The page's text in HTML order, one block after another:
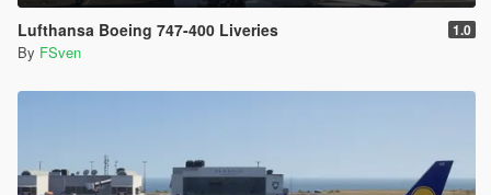
Lufthansa Boeing 747-400 Liveries 1.0
By FSven